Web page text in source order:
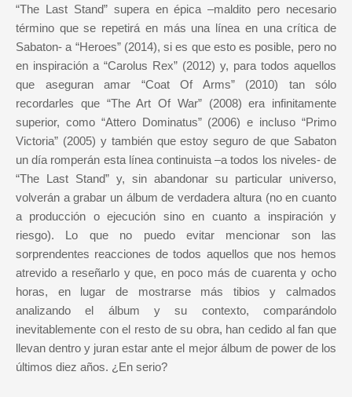
“The Last Stand” supera en épica –maldito pero necesario
término que se repetirá en más una línea en una crítica de
Sabaton- a “Heroes” (2014), si es que esto es posible, pero no
en inspiración a “Carolus Rex” (2012) y, para todos aquellos
que aseguran amar “Coat Of Arms” (2010) tan sólo
recordarles que “The Art Of War” (2008) era infinitamente
superior, como “Attero Dominatus” (2006) e incluso “Primo
Victoria” (2005) y también que estoy seguro de que Sabaton
un día romperán esta línea continuista –a todos los niveles- de
“The Last Stand” y, sin abandonar su particular universo,
volverán a grabar un álbum de verdadera altura (no en cuanto
a producción o ejecución sino en cuanto a inspiración y
riesgo). Lo que no puedo evitar mencionar son las
sorprendentes reacciones de todos aquellos que nos hemos
atrevido a reseñarlo y que, en poco más de cuarenta y ocho
horas, en lugar de mostrarse más tibios y calmados
analizando el álbum y su contexto, comparándolo
inevitablemente con el resto de su obra, han cedido al fan que
llevan dentro y juran estar ante el mejor álbum de power de los
últimos diez años. ¿En serio?